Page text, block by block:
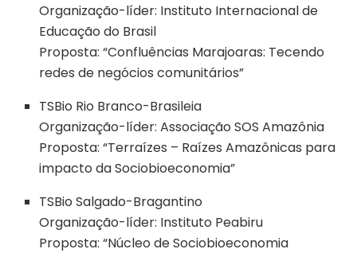
Organização-líder: Instituto Internacional de
Educação do Brasil
Proposta: “Confluências Marajoaras: Tecendo
redes de negócios comunitários”
TSBio Rio Branco-Brasileia
Organização-líder: Associação SOS Amazônia
Proposta: “Terraízes – Raízes Amazônicas para
impacto da Sociobioeconomia”
TSBio Salgado-Bragantino
Organização-líder: Instituto Peabiru
Proposta: “Núcleo de Sociobioeconomia